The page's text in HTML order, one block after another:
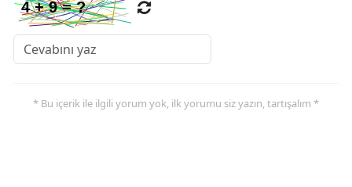
* Bu içerik ile ilgili yorum yok, ilk yorumu siz yazın, tartışalım *